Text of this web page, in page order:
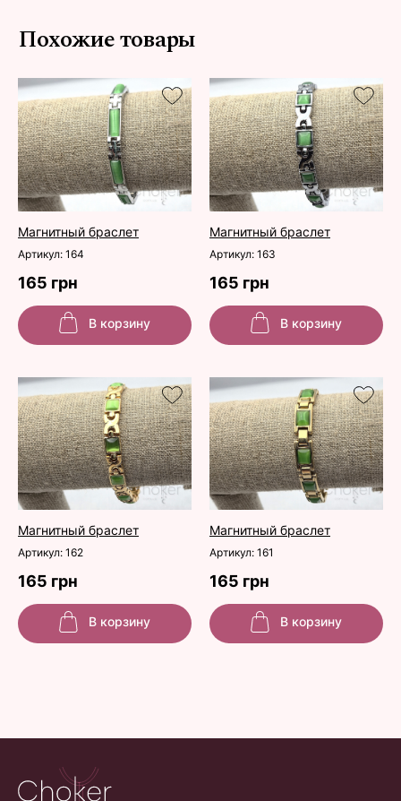
Похожие товары
Магнитный браслет Магнитный браслет
Артикул: 164 Артикул: 163
165 грн 165 грн
В корзину В корзину
Магнитный браслет Магнитный браслет
Артикул: 162 Артикул: 161
165 грн 165 грн
В корзину В корзину